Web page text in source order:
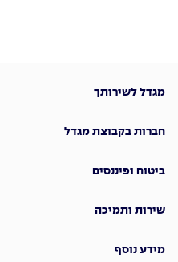
מגדל לשירותך
חברות בקבוצת מגדל
ביטוח ופיננסים
שירות ותמיכה
מידע נוסף